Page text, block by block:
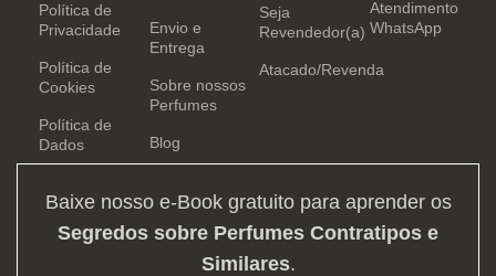
Política de
Privacidade
Política de
Cookies
Política de
Dados
Envio e
Entrega
Sobre nossos
Perfumes
Blog
Seja
Revendedor(a)
Atacado/Revenda
Atendimento
WhatsApp
Baixe nosso e-Book gratuito para aprender os
Segredos sobre Perfumes Contratipos e
Similares.